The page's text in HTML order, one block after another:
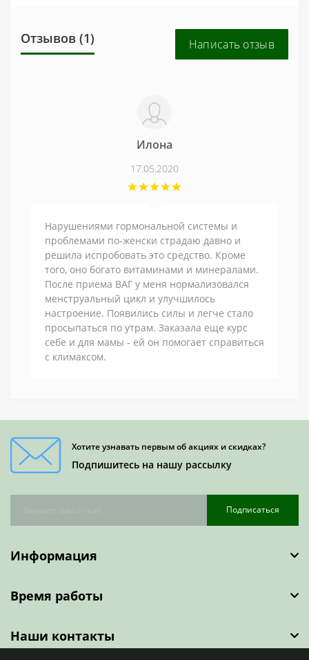
Отзывов (1) Написать отзыв
Илона
17.05.2020
Нарушениями гормональной системы и
проблемами по-женски страдаю давно и
решила испробовать это средство. Кроме
того, оно богато витаминами и минералами.
После приема ВАГ у меня нормализовался
менструальный цикл и улучшилось
настроение. Появились силы и легче стало
просыпаться по утрам. Заказала еще курс
себе и для мамы - ей он помогает справиться
с климаксом.
Хотите узнавать первым об акциях и скидках?
Подпишитесь на нашу рассылку
Подписаться
Информация
Время работы
Наши контакты